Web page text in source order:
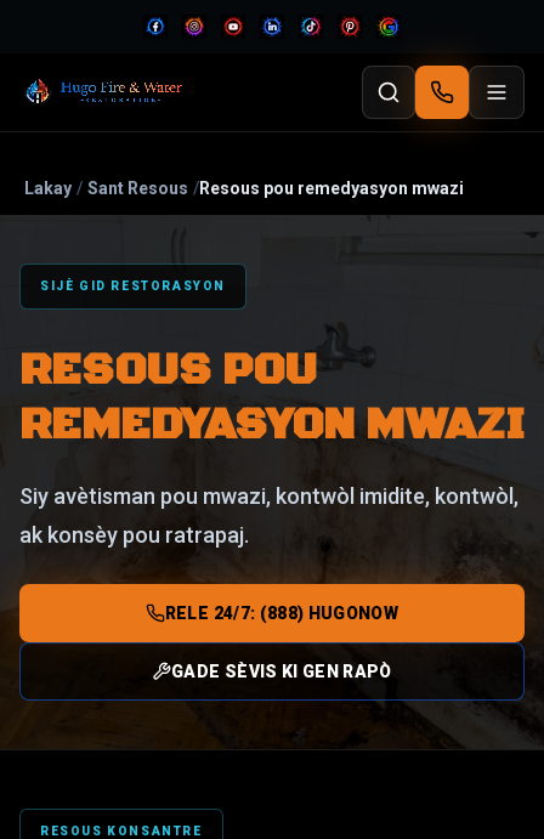
Lakay / Sant Resous /Resous pou remedyasyon mwazi
SIJÈ GID RESTORASYON
RESOUS POU
REMEDYASYON MWAZI
Siy avètisman pou mwazi, kontwòl imidite, kontwòl,
ak konsèy pou ratrapaj.
RELE 24/7: (888) HUGONOW
GADE SÈVIS KI GEN RAPÒ
RESOUS KONSANTRE